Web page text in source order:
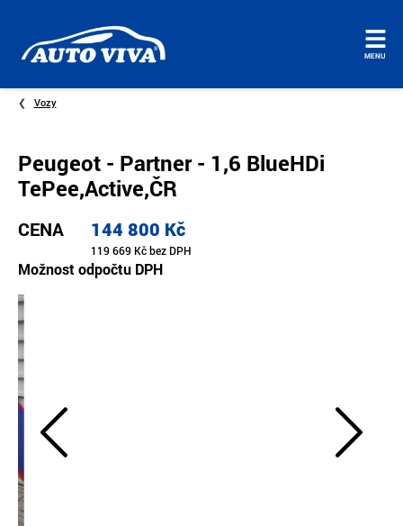
Úvodní
MENU
Vozy
Peugeot - Partner - 1,6 BlueHDi
TePee,Active,ČR
CENA 144 800 Kč
119 669 Kč bez DPH
Možnost odpočtu DPH